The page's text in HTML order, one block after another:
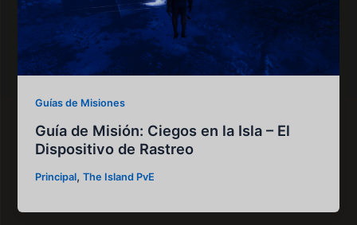
Guías de Misiones
Guía de Misión: Ciegos en la Isla – El
Dispositivo de Rastreo
Principal,The Island PvE